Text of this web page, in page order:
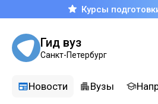
Курсы
Гид вуз
Санкт-Петербург
Новости Вузы